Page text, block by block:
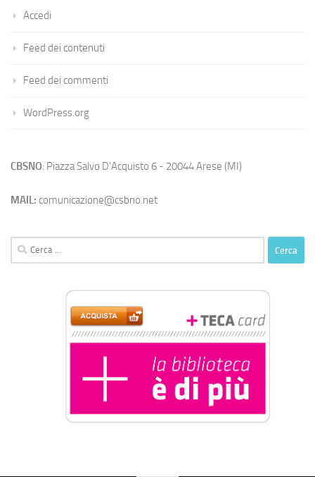
Accedi
Feed dei contenuti
Feed dei commenti
WordPress.org
CBSNO: Piazza Salvo D'Acquisto 6 - 20044 Arese (MI)
MAIL: comunicazione@csbno.net
Ricerca
per: